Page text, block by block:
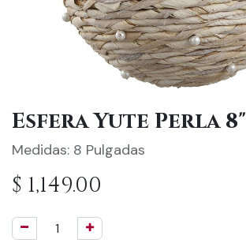
Esfera Yute Perla 8"
Medidas: 8 Pulgadas
$ 1,149.00